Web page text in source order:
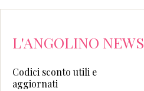
L'ANGOLINO NEWS
Codici sconto utili e
aggiornati